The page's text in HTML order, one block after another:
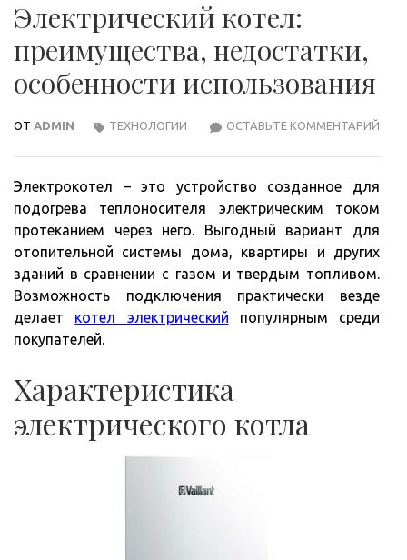
Электрический котел:
преимущества, недостатки,
особенности использования
ОТ ADMIN ОСТАВЬТЕ КОММЕНТАРИЙ
ТЕХНОЛОГИИ
Электрокотел – это устройство созданное для
подогрева теплоносителя электрическим током
протеканием через него. Выгодный вариант для
отопительной системы дома, квартиры и других
зданий в сравнении с газом и твердым топливом.
Возможность подключения практически везде
делает котел электрический популярным среди
покупателей.
Характеристика
электрического котла